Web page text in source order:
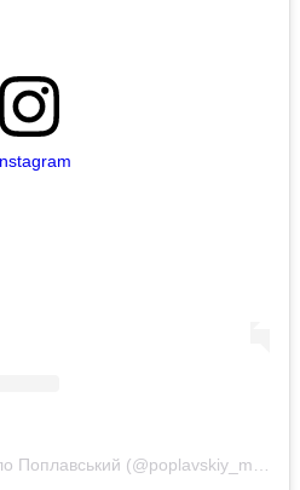
Допис, поширений Михайло Поплавський (@poplavskiy_michail)